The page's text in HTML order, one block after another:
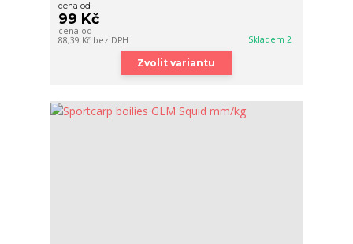
cena od
99 Kč
cena od
88,39 Kč bez DPH Skladem 2
Zvolit variantu